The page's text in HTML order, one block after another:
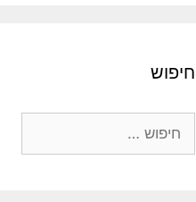
חיפוש